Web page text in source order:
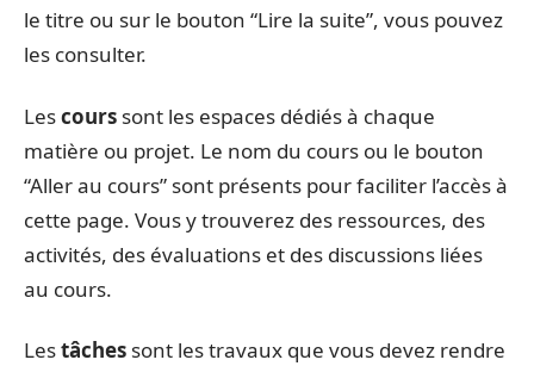
le titre ou sur le bouton “Lire la suite”, vous pouvez
les consulter.
Lescours sont les espaces dédiés à chaque
matière ou projet. Le nom du cours ou le bouton
“Aller au cours” sont présents pour faciliter l’accès à
cette page. Vous y trouverez des ressources, des
activités, des évaluations et des discussions liées
au cours.
Lestâches sont les travaux que vous devez rendre